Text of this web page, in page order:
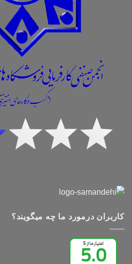
کاربران درمورد ما چه میگویند؟